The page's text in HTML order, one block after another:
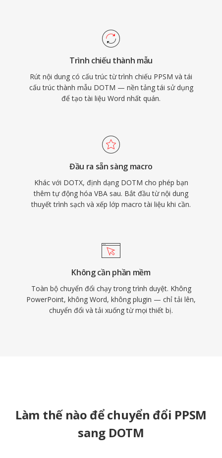
Trình chiếu thành mẫu
Rút nội dung có cấu trúc từ trình chiếu PPSM và tái
cấu trúc thành mẫu DOTM — nền tảng tái sử dụng
để tạo tài liệu Word nhất quán.
Đầu ra sẵn sàng macro
Khác với DOTX, định dạng DOTM cho phép bạn
thêm tự động hóa VBA sau. Bắt đầu từ nội dung
thuyết trình sạch và xếp lớp macro tài liệu khi cần.
Không cần phần mềm
Toàn bộ chuyển đổi chạy trong trình duyệt. Không
PowerPoint, không Word, không plugin — chỉ tải lên,
chuyển đổi và tải xuống từ mọi thiết bị.
Làm thế nào để chuyển đổi PPSM
sang DOTM